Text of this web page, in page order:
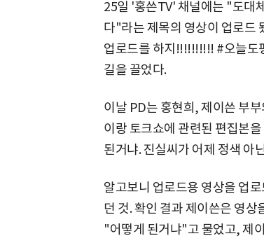
25일 '홍쓴TV' 채널에는 "도대
다"라는 제목의 영상이 업로드
업로드를 하지!!!!!!!!!! #오늘도
길을 끌었다.
이날 PD는 홍현희, 제이쓴 부
이랑 토크쇼에 관련된 편집본
된거냐. 진실씨가 어제 정색 아
알고보니 업로드용 영상을 업
던 것. 확인 결과 제이쓴은 영
"어떻게 된거냐"고 물었고, 제